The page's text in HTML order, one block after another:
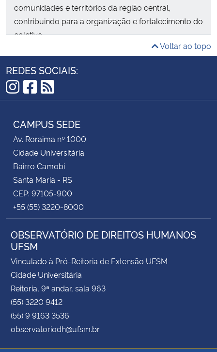
comunidades e territórios da região central,
contribuindo para a organização e fortalecimento do
coletivo.
Voltar ao topo
REDES SOCIAIS:
Instagram
Facebook
RSS
CAMPUS SEDE
Av. Roraima nº 1000
Cidade Universitária
Bairro Camobi
Santa Maria - RS
CEP: 97105-900
+55 (55) 3220-8000
OBSERVATÓRIO DE DIREITOS HUMANOS
UFSM
Vinculado à Pró-Reitoria de Extensão UFSM
Cidade Universitária
Reitoria, 9ª andar, sala 963
(55) 3220 9412
(55) 9 9163 3536
observatoriodh@ufsm.br